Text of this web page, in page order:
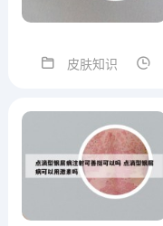
皮肤知识